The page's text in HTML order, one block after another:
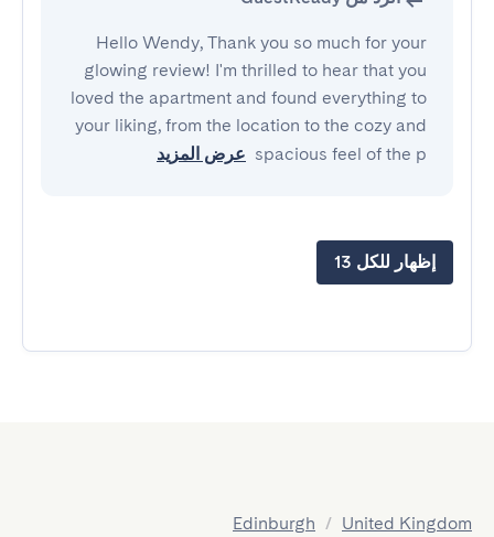
Hello Wendy, Thank you so much for your
glowing review! I'm thrilled to hear that you
loved the apartment and found everything to
your liking, from the location to the cozy and
spacious feel of the p عرض المزيد
إظهار للكل 13
United Kingdom
/
Edinburgh